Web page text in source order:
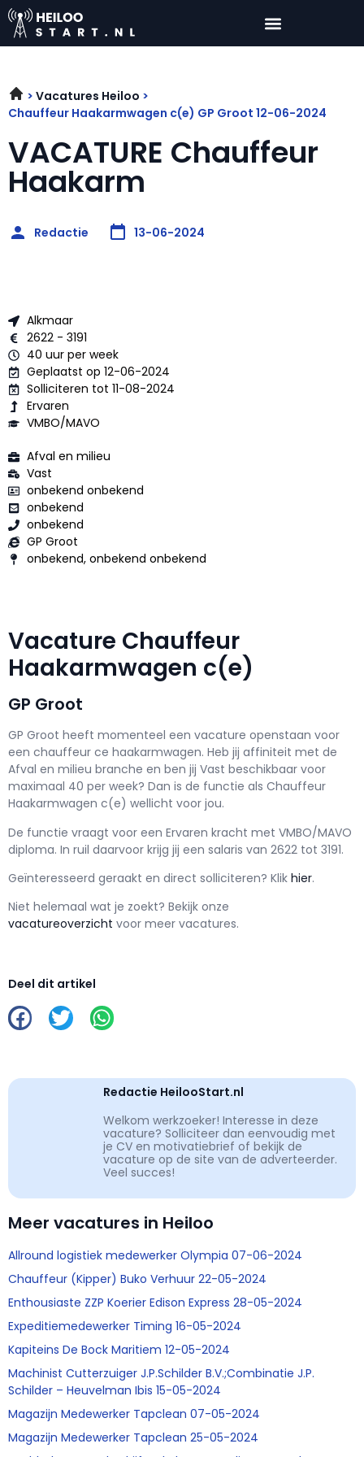
Vacatures Heiloo
Chauffeur Haakarmwagen c(e) GP Groot 12-06-2024
VACATURE Chauffeur
Haakarm
Redactie 13-06-2024
Alkmaar
2622 - 3191
40 uur per week
Geplaatst op 12-06-2024
Solliciteren tot 11-08-2024
Ervaren
VMBO/MAVO
Afval en milieu
Vast
onbekend onbekend
onbekend
onbekend
GP Groot
onbekend, onbekend onbekend
Vacature Chauffeur
Haakarmwagen c(e)
GP Groot
GP Groot heeft momenteel een vacature openstaan voor
een chauffeur ce haakarmwagen. Heb jij affiniteit met de
Afval en milieu branche en ben jij Vast beschikbaar voor
maximaal 40 per week? Dan is de functie als Chauffeur
Haakarmwagen c(e) wellicht voor jou.
De functie vraagt voor een Ervaren kracht met VMBO/MAVO
diploma. In ruil daarvoor krijg jij een salaris van 2622 tot 3191.
Geïnteresseerd geraakt en direct solliciteren? Klik hier.
Niet helemaal wat je zoekt? Bekijk onze
vacatureoverzicht voor meer vacatures.
Deel dit artikel
Redactie HeilooStart.nl
Welkom werkzoeker! Interesse in deze
vacature? Solliciteer dan eenvoudig met
je CV en motivatiebrief of bekijk de
vacature op de site van de adverteerder.
Veel succes!
Meer vacatures in Heiloo
Allround logistiek medewerker Olympia 07-06-2024
Chauffeur (Kipper) Buko Verhuur 22-05-2024
Enthousiaste ZZP Koerier Edison Express 28-05-2024
Expeditiemedewerker Timing 16-05-2024
Kapiteins De Bock Maritiem 12-05-2024
Machinist Cutterzuiger J.P.Schilder B.V.;Combinatie J.P.
Schilder – Heuvelman Ibis 15-05-2024
Magazijn Medewerker Tapclean 07-05-2024
Magazijn Medewerker Tapclean 25-05-2024